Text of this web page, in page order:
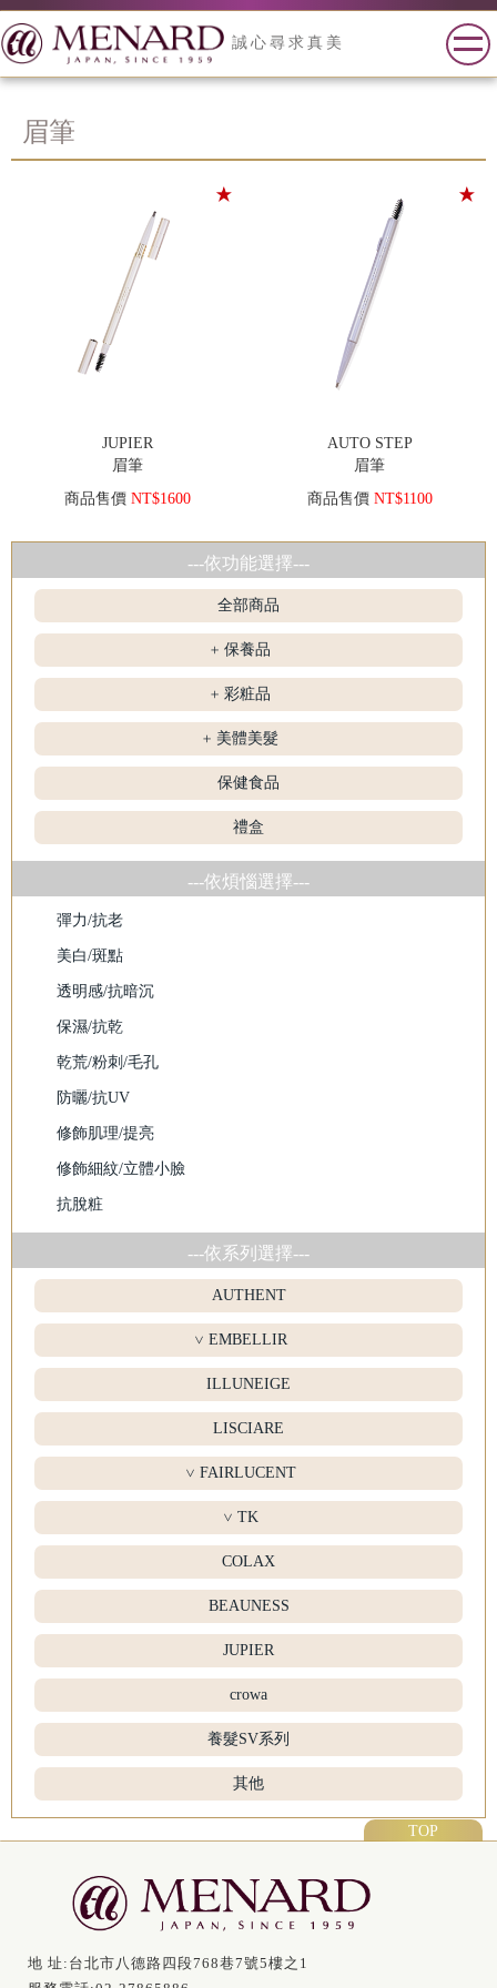
誠心尋求真美
---依功能選擇---
全部商品
+ 保養品
+ 彩粧品
+ 美體美髮
保健食品
禮盒
---依煩惱選擇---
彈力/抗老
美白/斑點
透明感/抗暗沉
保濕/抗乾
乾荒/粉刺/毛孔
防曬/抗UV
修飾肌理/提亮
修飾細紋/立體小臉
抗脫粧
---依系列選擇---
AUTHENT
> EMBELLIR
ILLUNEIGE
LISCIARE
> FAIRLUCENT
> TK
COLAX
BEAUNESS
JUPIER
crowa
養髮SV系列
其他
眉筆
JUPIER
眉筆
商品售價NT$1600
AUTO STEP
眉筆
商品售價NT$1100
TOP
地 址: 台北市八德路四段768巷7號5樓之1